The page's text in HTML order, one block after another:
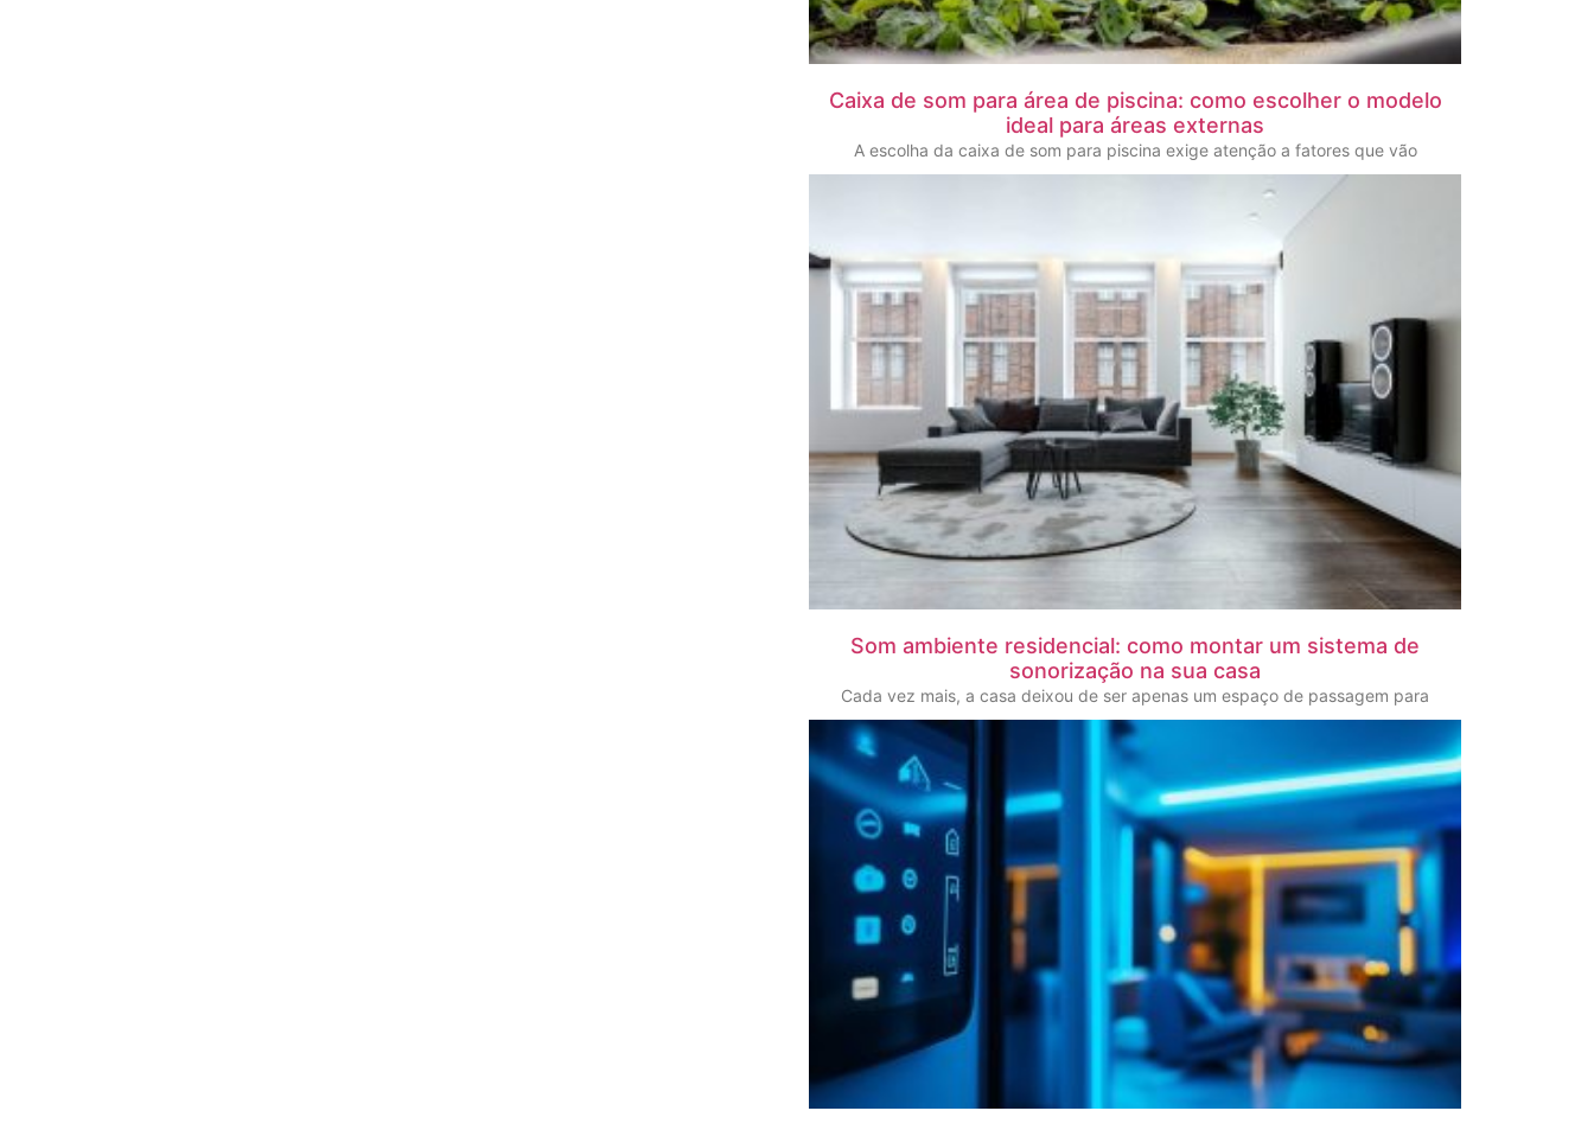
Caixa de som para área de piscina: como escolher o modelo
ideal para áreas externas
A escolha da caixa de som para piscina exige atenção a fatores que vão
Som ambiente residencial: como montar um sistema de
sonorização na sua casa
Cada vez mais, a casa deixou de ser apenas um espaço de passagem para